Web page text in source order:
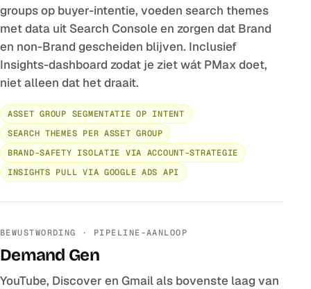
groups op buyer-intentie, voeden search themes
met data uit Search Console en zorgen dat Brand
en non-Brand gescheiden blijven. Inclusief
Insights-dashboard zodat je ziet wát PMax doet,
niet alleen dat het draait.
ASSET GROUP SEGMENTATIE OP INTENT
SEARCH THEMES PER ASSET GROUP
BRAND-SAFETY ISOLATIE VIA ACCOUNT-STRATEGIE
INSIGHTS PULL VIA GOOGLE ADS API
BEWUSTWORDING · PIPELINE-AANLOOP
Demand Gen
YouTube, Discover en Gmail als bovenste laag van